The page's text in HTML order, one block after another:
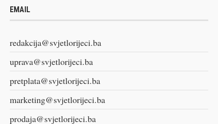
EMAIL
redakcija@svjetlorijeci.ba
uprava@svjetlorijeci.ba
pretplata@svjetlorijeci.ba
marketing@svjetlorijeci.ba
prodaja@svjetlorijeci.ba